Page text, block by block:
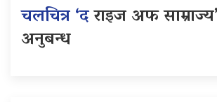
चलचित्र ‘दराइज अफ
अनुबन्ध